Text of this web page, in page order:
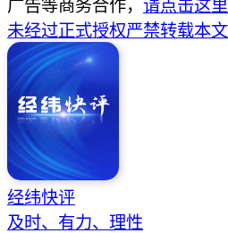
广告等商务合作， 请点击这里
未经过正式授权严禁转载本
经纬快评
及时、有力、理性